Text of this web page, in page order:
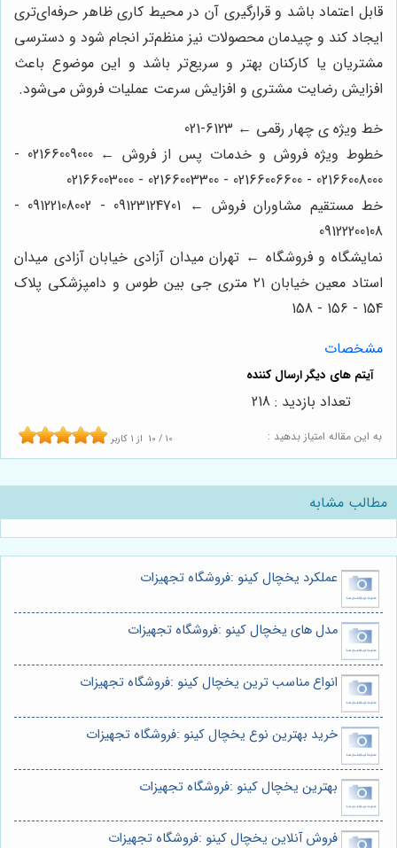
قابل اعتماد باشد و قرارگیری آن در محیط کاری ظاهر حرفه‌ای‌تری
ایجاد کند و چیدمان محصولات نیز منظم‌تر انجام شود و دسترسی
مشتریان یا کارکنان بهتر و سریع‌تر باشد و این موضوع باعث
افزایش رضایت مشتری و افزایش سرعت عملیات فروش می‌شود.
خط ویژه ی چهار رقمی ← 6123-021
خطوط ویژه فروش و خدمات پس از فروش ← 02166009000 -
02166008000 - 02166006600 - 02166003300 - 02166003000
خط مستقیم مشاوران فروش ← 09123124701 - 09122108002 -
09122200108
نمایشگاه و فروشگاه ← تهران میدان آزادی خیابان آزادی میدان
استاد معین خیابان ۲۱ متری جی بین طوس و دامپزشکی پلاک
154 - 156 - 158
مشخصات
به این مقاله امتیاز بدهید : 10 / 10 از1 کاربر
تعداد بازدید : 218
مطالب مشابه
عملکرد یخچال کینو :فروشگاه تجهیزات
مدل های یخچال کینو :فروشگاه تجهیزات
انواع مناسب ترین یخچال کینو :فروشگاه تجهیزات
خرید بهترین نوع یخچال کینو :فروشگاه تجهیزات
بهترین یخچال کینو :فروشگاه تجهیزات
فروش آنلاین یخچال کینو :فروشگاه تجهیزات